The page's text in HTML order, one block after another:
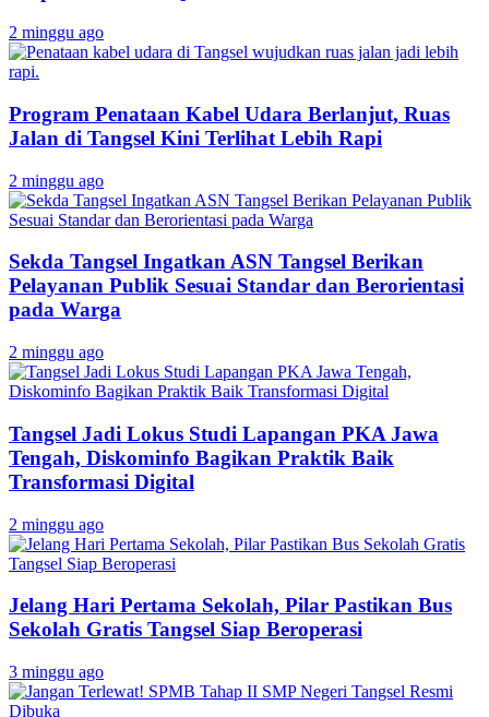
2 minggu ago
Program Penataan Kabel Udara Berlanjut, Ruas
Jalan di Tangsel Kini Terlihat Lebih Rapi
2 minggu ago
Sekda Tangsel Ingatkan ASN Tangsel Berikan
Pelayanan Publik Sesuai Standar dan Berorientasi
pada Warga
2 minggu ago
Tangsel Jadi Lokus Studi Lapangan PKA Jawa
Tengah, Diskominfo Bagikan Praktik Baik
Transformasi Digital
2 minggu ago
Jelang Hari Pertama Sekolah, Pilar Pastikan Bus
Sekolah Gratis Tangsel Siap Beroperasi
3 minggu ago